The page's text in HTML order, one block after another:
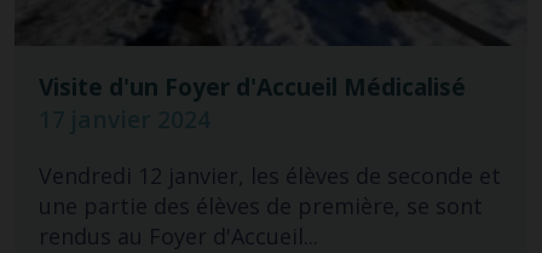
Visite d'un Foyer d'Accueil Médicalisé
Vendredi 12 janvier, les élèves de seconde et
une partie des élèves de première, se sont
rendus au Foyer d'Accueil...